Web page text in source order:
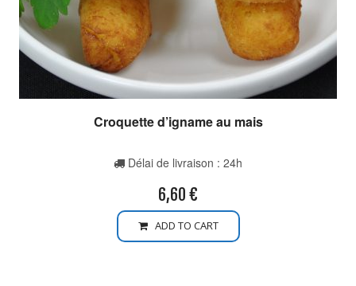
Croquette d’igname au mais
Délai de livraison : 24h
6,60 €
ADD TO CART